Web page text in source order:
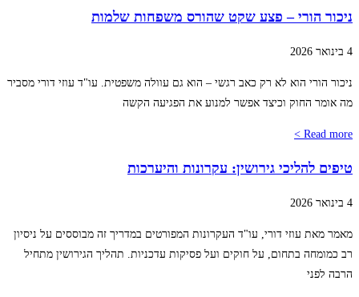
ניכור הורי – פצע שקט שהורס משפחות שלמות
4 בינואר 2026
ניכור הורי הוא לא רק כאב רגשי – הוא גם עוולה משפטית. עו"ד עוזי דורי מסביר
מה אומר החוק וכיצד אפשר למנוע את הפגיעה הקשה
Read more >
טיפים להליכי גירושין: עקרונות והיערכות
4 בינואר 2026
מאמר מאת עוזי דורי, עו"ד העקרונות המפורטים במדריך זה מבוססים על ניסיון
רב כמומחה בתחום, על חוקים ועל פסיקות עדכניות. תהליך הגירושין מתחיל
הרבה לפני